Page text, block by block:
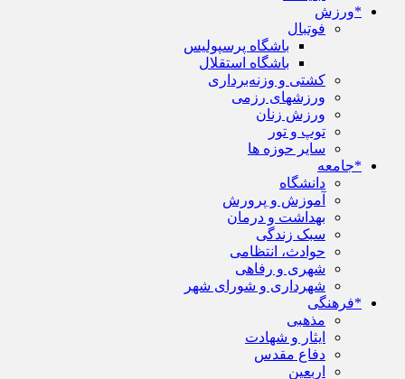
*ورزش
فوتبال
باشگاه پرسپولیس
باشگاه استقلال
کشتی و وزنه‌برداری
ورزشهای رزمی
ورزش زنان
توپ و تور
سایر حوزه ها
*جامعه
دانشگاه
آموزش و پرورش
بهداشت و درمان
سبک زندگی
حوادث، انتظامی
شهری و رفاهی
شهرداری و شورای شهر
*فرهنگی
مذهبی
ایثار و شهادت
دفاع مقدس
اربعین